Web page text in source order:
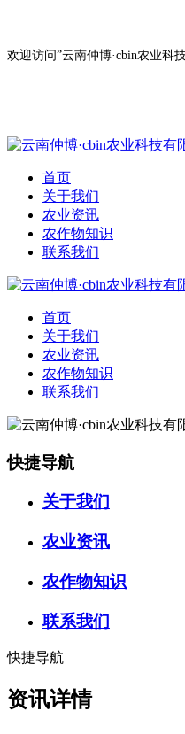
欢迎访问”云南仲博·cbin农业科
首页
关于我们
农业资讯
农作物知识
联系我们
首页
关于我们
农业资讯
农作物知识
联系我们
快捷导航
关于我们
农业资讯
农作物知识
联系我们
快捷导航
资讯详情